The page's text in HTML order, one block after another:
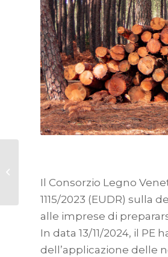
Il Consorzio Legno
1115/2023 (EUDR) sulla
alle imprese di
In data 13/11/2024, il PE
dell’applicazione delle
Orientamento UE sui
Deforestazione Ze...